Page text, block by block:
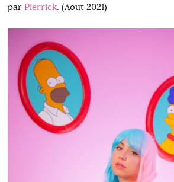
par Pierrick. (Aout 2021)